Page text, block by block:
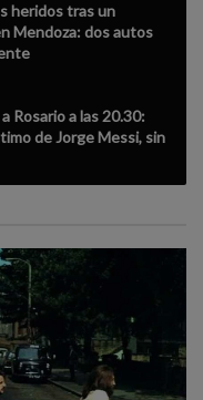
heridos tras un
Mendoza: dos autos
Rosario a las 20.30:
de Jorge Messi, sin